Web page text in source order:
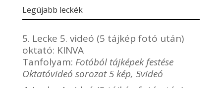
Legújabb leckék
5. Lecke 5. videó (5 tájkép fotó után)
oktató: KINVA
Tanfolyam: Fotóból tájképek festése
Oktatóvideó sorozat 5 kép, 5videó